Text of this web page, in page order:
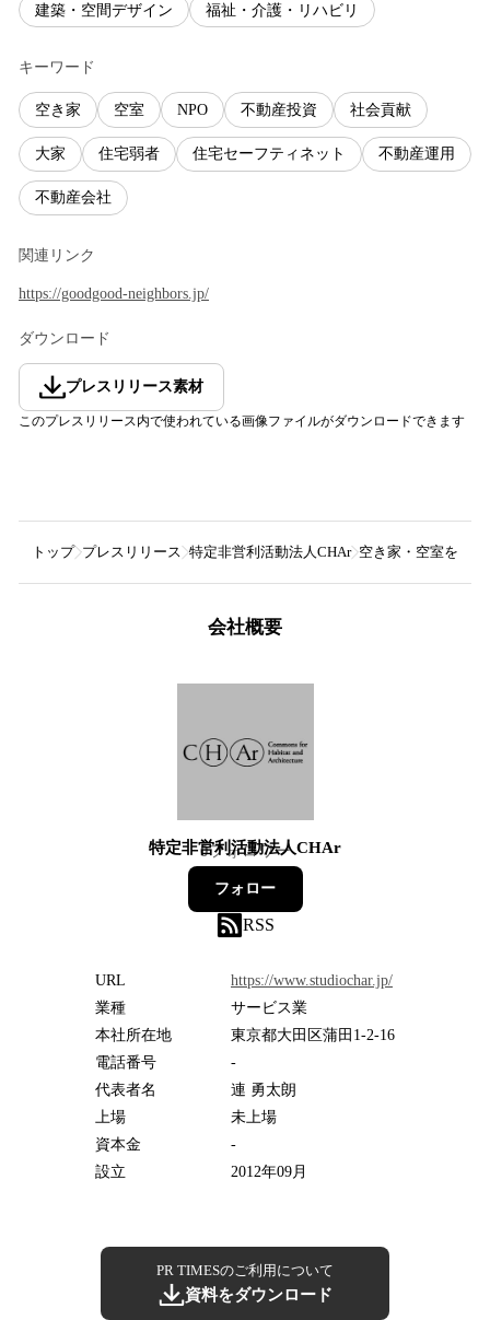
建築・空間デザイン 福祉・介護・リハビリ
キーワード
空き家 空室 NPO 不動産投資 社会貢献
大家 住宅弱者 住宅セーフティネット 不動産運用
不動産会社
関連リンク
https://goodgood-neighbors.jp/
ダウンロード
プレスリリース素材
このプレスリリース内で使われている画像ファイルがダウンロードできます
トップ プレスリリース 特定非営利活動法人CHAr 空き家・空室を使
会社概要
特定非営利活動法人CHAr
0フォロワー
フォロー
RSS
URL
https://www.studiochar.jp/
業種
サービス業
本社所在地
東京都大田区蒲田1-2-16
電話番号
-
代表者名
連 勇太朗
上場
未上場
資本金
-
設立
2012年09月
PR TIMESのご利用について
資料をダウンロード